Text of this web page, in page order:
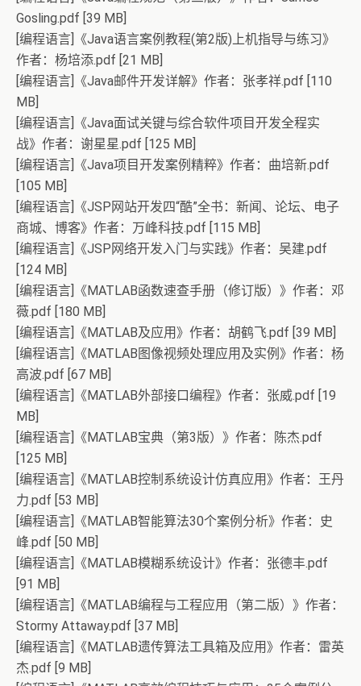
Gosling.pdf [39 MB]
[编程语言]《Java语言案例教程(第2版)上机指导与练习》
作者：杨培添.pdf [21 MB]
[编程语言]《Java邮件开发详解》作者：张孝祥.pdf [110
MB]
[编程语言]《Java面试关键与综合软件项目开发全程实
战》作者：谢星星.pdf [125 MB]
[编程语言]《Java项目开发案例精粹》作者：曲培新.pdf
[105 MB]
[编程语言]《JSP网站开发四“酷”全书：新闻、论坛、电子
商城、博客》作者：万峰科技.pdf [115 MB]
[编程语言]《JSP网络开发入门与实践》作者：吴建.pdf
[124 MB]
[编程语言]《MATLAB函数速查手册（修订版）》作者：邓
薇.pdf [180 MB]
[编程语言]《MATLAB及应用》作者：胡鹤飞.pdf [39 MB]
[编程语言]《MATLAB图像视频处理应用及实例》作者：杨
高波.pdf [67 MB]
[编程语言]《MATLAB外部接口编程》作者：张威.pdf [19
MB]
[编程语言]《MATLAB宝典（第3版）》作者：陈杰.pdf
[125 MB]
[编程语言]《MATLAB控制系统设计仿真应用》作者：王丹
力.pdf [53 MB]
[编程语言]《MATLAB智能算法30个案例分析》作者：史
峰.pdf [50 MB]
[编程语言]《MATLAB模糊系统设计》作者：张德丰.pdf
[91 MB]
[编程语言]《MATLAB编程与工程应用（第二版）》作者：
Stormy Attaway.pdf [37 MB]
[编程语言]《MATLAB遗传算法工具箱及应用》作者：雷英
杰.pdf [9 MB]